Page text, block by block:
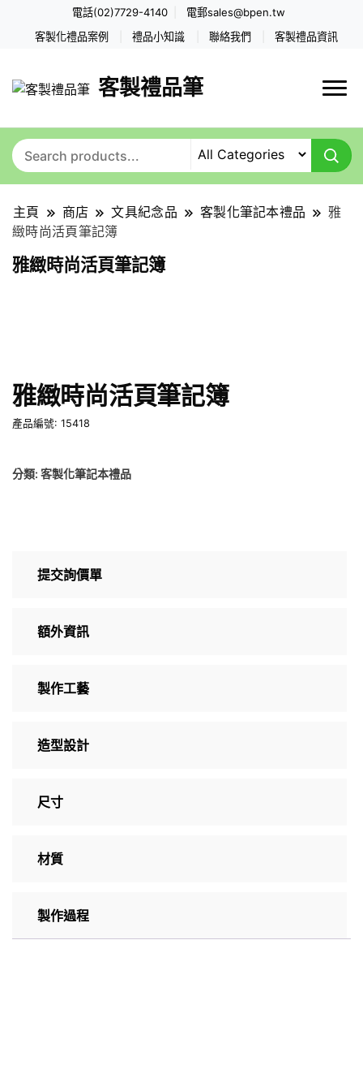
電話(02)7729-4140 電郵sales@bpen.tw
客製化禮品案例 禮品小知識 聯絡我們 客製禮品資訊
客製禮品筆
主頁 商店 文具紀念品 客製化筆記本禮品
雅
緻時尚活頁筆記簿
雅緻時尚活頁筆記簿
雅緻時尚活頁筆記簿
產品編號: 15418
分類: 客製化筆記本禮品
提交詢價單
額外資訊
製作工藝
造型設計
尺寸
材質
製作過程